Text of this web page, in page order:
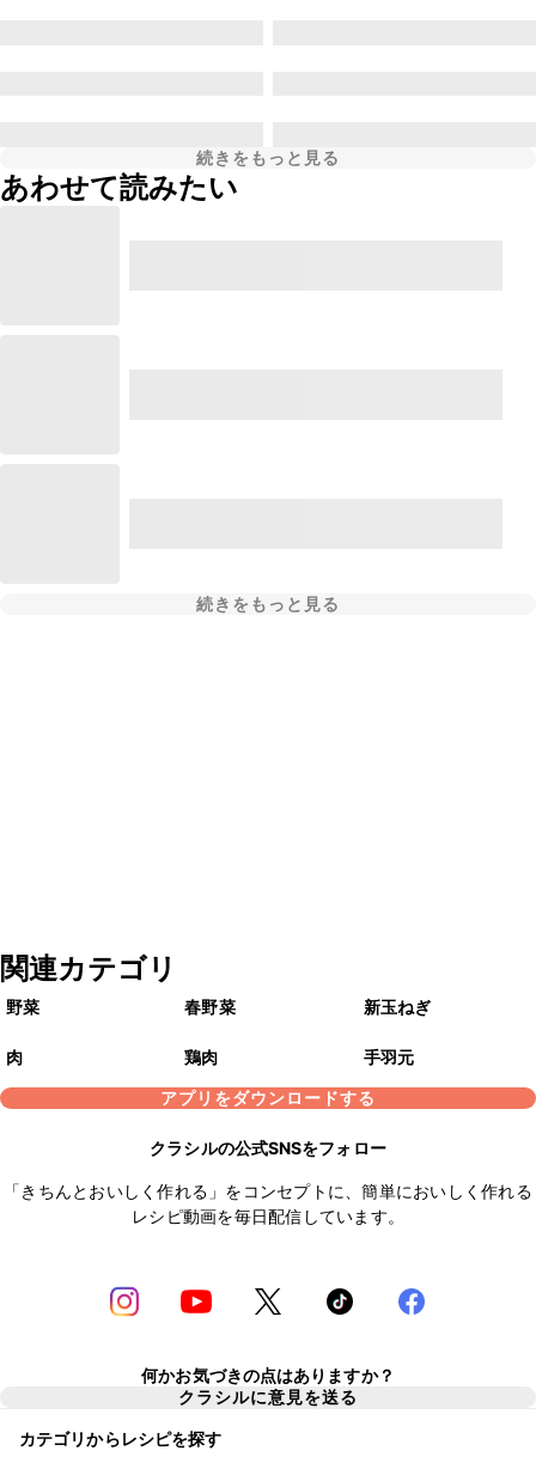
続きをもっと見る
あわせて読みたい
続きをもっと見る
関連カテゴリ
野菜 春野菜 新玉ねぎ
肉 鶏肉
手羽元
アプリをダウンロードする
クラシルの公式SNSをフォロー
「きちんとおいしく作れる」をコンセプトに、簡単においしく作れる
レシピ動画を毎日配信しています。
何かお気づきの点はありますか？
クラシルに意見を送る
カテゴリからレシピを探す